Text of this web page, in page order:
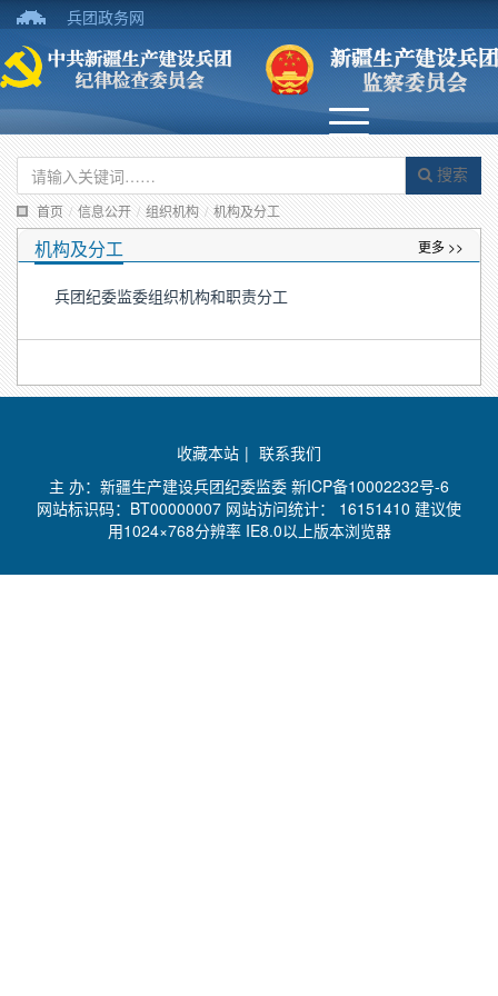
兵团政务网
搜索
首页 / 信息公开 / 组织机构 / 机构及分工
机构及分工 更多 >>
兵团纪委监委组织机构和职责分工
收藏本站 | 联系我们
主 办：新疆生产建设兵团纪委监委 新ICP备10002232号-6
网站标识码：BT00000007 网站访问统计： 16151410 建议使
用1024×768分辨率 IE8.0以上版本浏览器